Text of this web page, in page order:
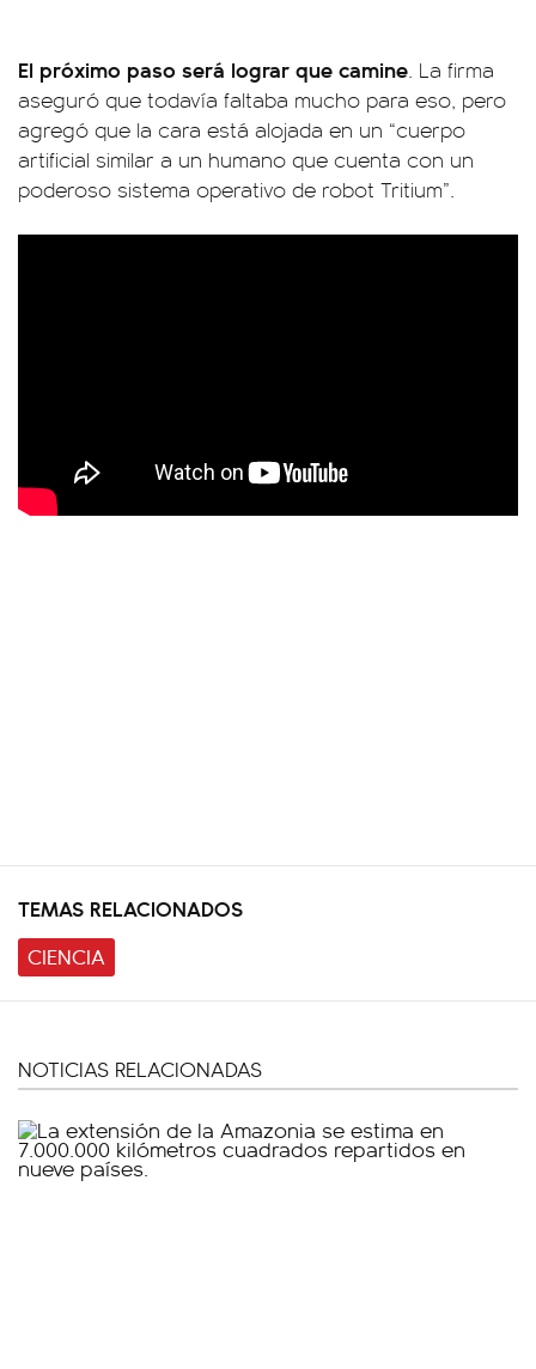
El próximo paso será lograr que camine. La firma
aseguró que todavía faltaba mucho para eso, pero
agregó que la cara está alojada en un “cuerpo
artificial similar a un humano que cuenta con un
poderoso sistema operativo de robot Tritium”.
TEMAS RELACIONADOS
CIENCIA
NOTICIAS RELACIONADAS